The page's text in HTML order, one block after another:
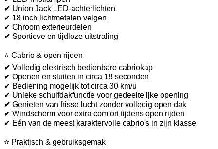
✔ Union Jack LED-achterlichten
✔ 18 inch lichtmetalen velgen
✔ Chroom exterieurdelen
✔ Sportieve en tijdloze uitstraling
⭐ Cabrio & open rijden
✔ Volledig elektrisch bedienbare cabriokap
✔ Openen en sluiten in circa 18 seconden
✔ Bediening mogelijk tot circa 30 km/u
✔ Unieke schuifdakfunctie voor gedeeltelijke opening
✔ Genieten van frisse lucht zonder volledig open dak
✔ Windscherm voor extra comfort tijdens open rijden
✔ Eén van de meest karaktervolle cabrio's in zijn klasse
⭐ Praktisch & gebruiksgemak